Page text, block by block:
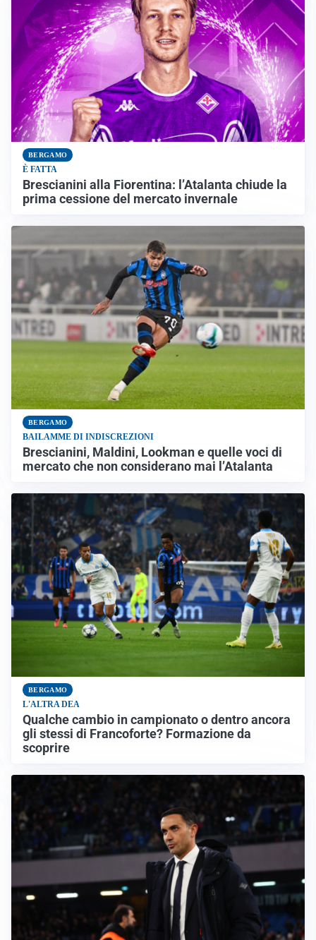
BERGAMO
È FATTA
Brescianini alla Fiorentina: l’Atalanta chiude la
prima cessione del mercato invernale
BERGAMO
BAILAMME DI INDISCREZIONI
Brescianini, Maldini, Lookman e quelle voci di
mercato che non considerano mai l’Atalanta
BERGAMO
L'ALTRA DEA
Qualche cambio in campionato o dentro ancora
gli stessi di Francoforte? Formazione da
scoprire